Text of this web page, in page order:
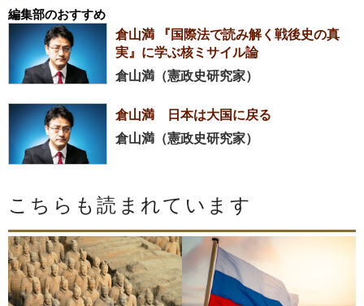
編集部のおすすめ
倉山満 『国際法で読み解く戦後史の真
実』に学ぶ核ミサイル論
倉山満（憲政史研究家）
倉山満 日本は大国に戻る
倉山満（憲政史研究家）
こちらも読まれています